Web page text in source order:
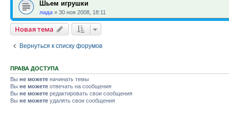
Шьем игрушки
лада » 30 ноя 2008, 18:11
Новая тема
Вернуться к списку форумов
ПРАВА ДОСТУПА
Вы не можете начинать темы
Вы не можете отвечать на сообщения
Вы не можете редактировать свои сообщения
Вы не можете удалять свои сообщения